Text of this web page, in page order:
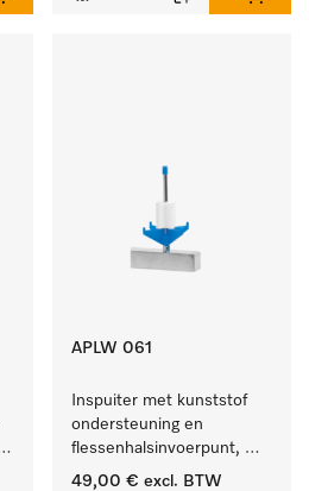
APLW 061
Inspuiter met kunststof
ondersteuning en
flessenhalsinvoerpunt,
ster, Ø 6, lengte 115 mm.
49,00 € excl. BTW